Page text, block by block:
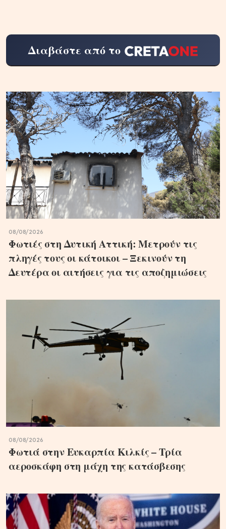
Διαβάστε από το
08/08/2026
Φωτιές στη Δυτική Αττική: Μετρούν τις
πληγές τους οι κάτοικοι – Ξεκινούν τη
Δευτέρα οι αιτήσεις για τις αποζημιώσεις
08/08/2026
Φωτιά στην Ευκαρπία Κιλκίς – Τρία
αεροσκάφη στη μάχη της κατάσβεσης